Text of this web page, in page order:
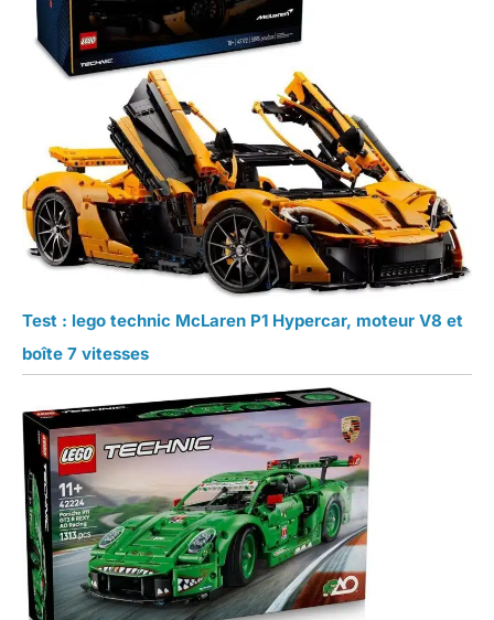
Test : lego technic McLaren P1 Hypercar, moteur V8 et
boîte 7 vitesses